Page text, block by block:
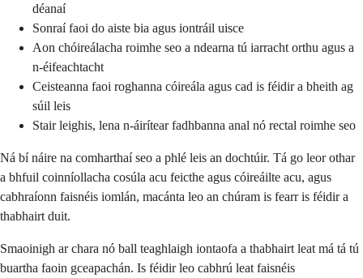
déanaí
Sonraí faoi do aiste bia agus iontráil uisce
Aon chóireálacha roimhe seo a ndearna tú iarracht orthu agus a
n-éifeachtacht
Ceisteanna faoi roghanna cóireála agus cad is féidir a bheith ag
súil leis
Stair leighis, lena n-áirítear fadhbanna anal nó rectal roimhe seo
Ná bí náire na comharthaí seo a phlé leis an dochtúir. Tá go leor othar
a bhfuil coinníollacha cosúla acu feicthe agus cóireáilte acu, agus
cabhraíonn faisnéis iomlán, macánta leo an chúram is fearr is féidir a
thabhairt duit.
Smaoinigh ar chara nó ball teaghlaigh iontaofa a thabhairt leat má tá tú
buartha faoin gceapachán. Is féidir leo cabhrú leat faisnéis